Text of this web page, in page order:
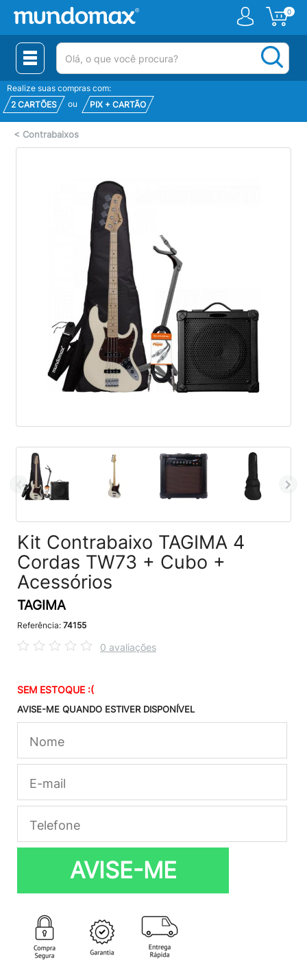
0
(pesquisar)
Realize suas compras com:
2 CARTÕES
ou PIX + CARTÃO
< Contrabaixos
Kit Contrabaixo TAGIMA 4
Cordas TW73 + Cubo +
Acessórios
TAGIMA
Referência: 74155
0 avaliações
SEM ESTOQUE :(
AVISE-ME QUANDO ESTIVER DISPONÍVEL
AVISE-ME